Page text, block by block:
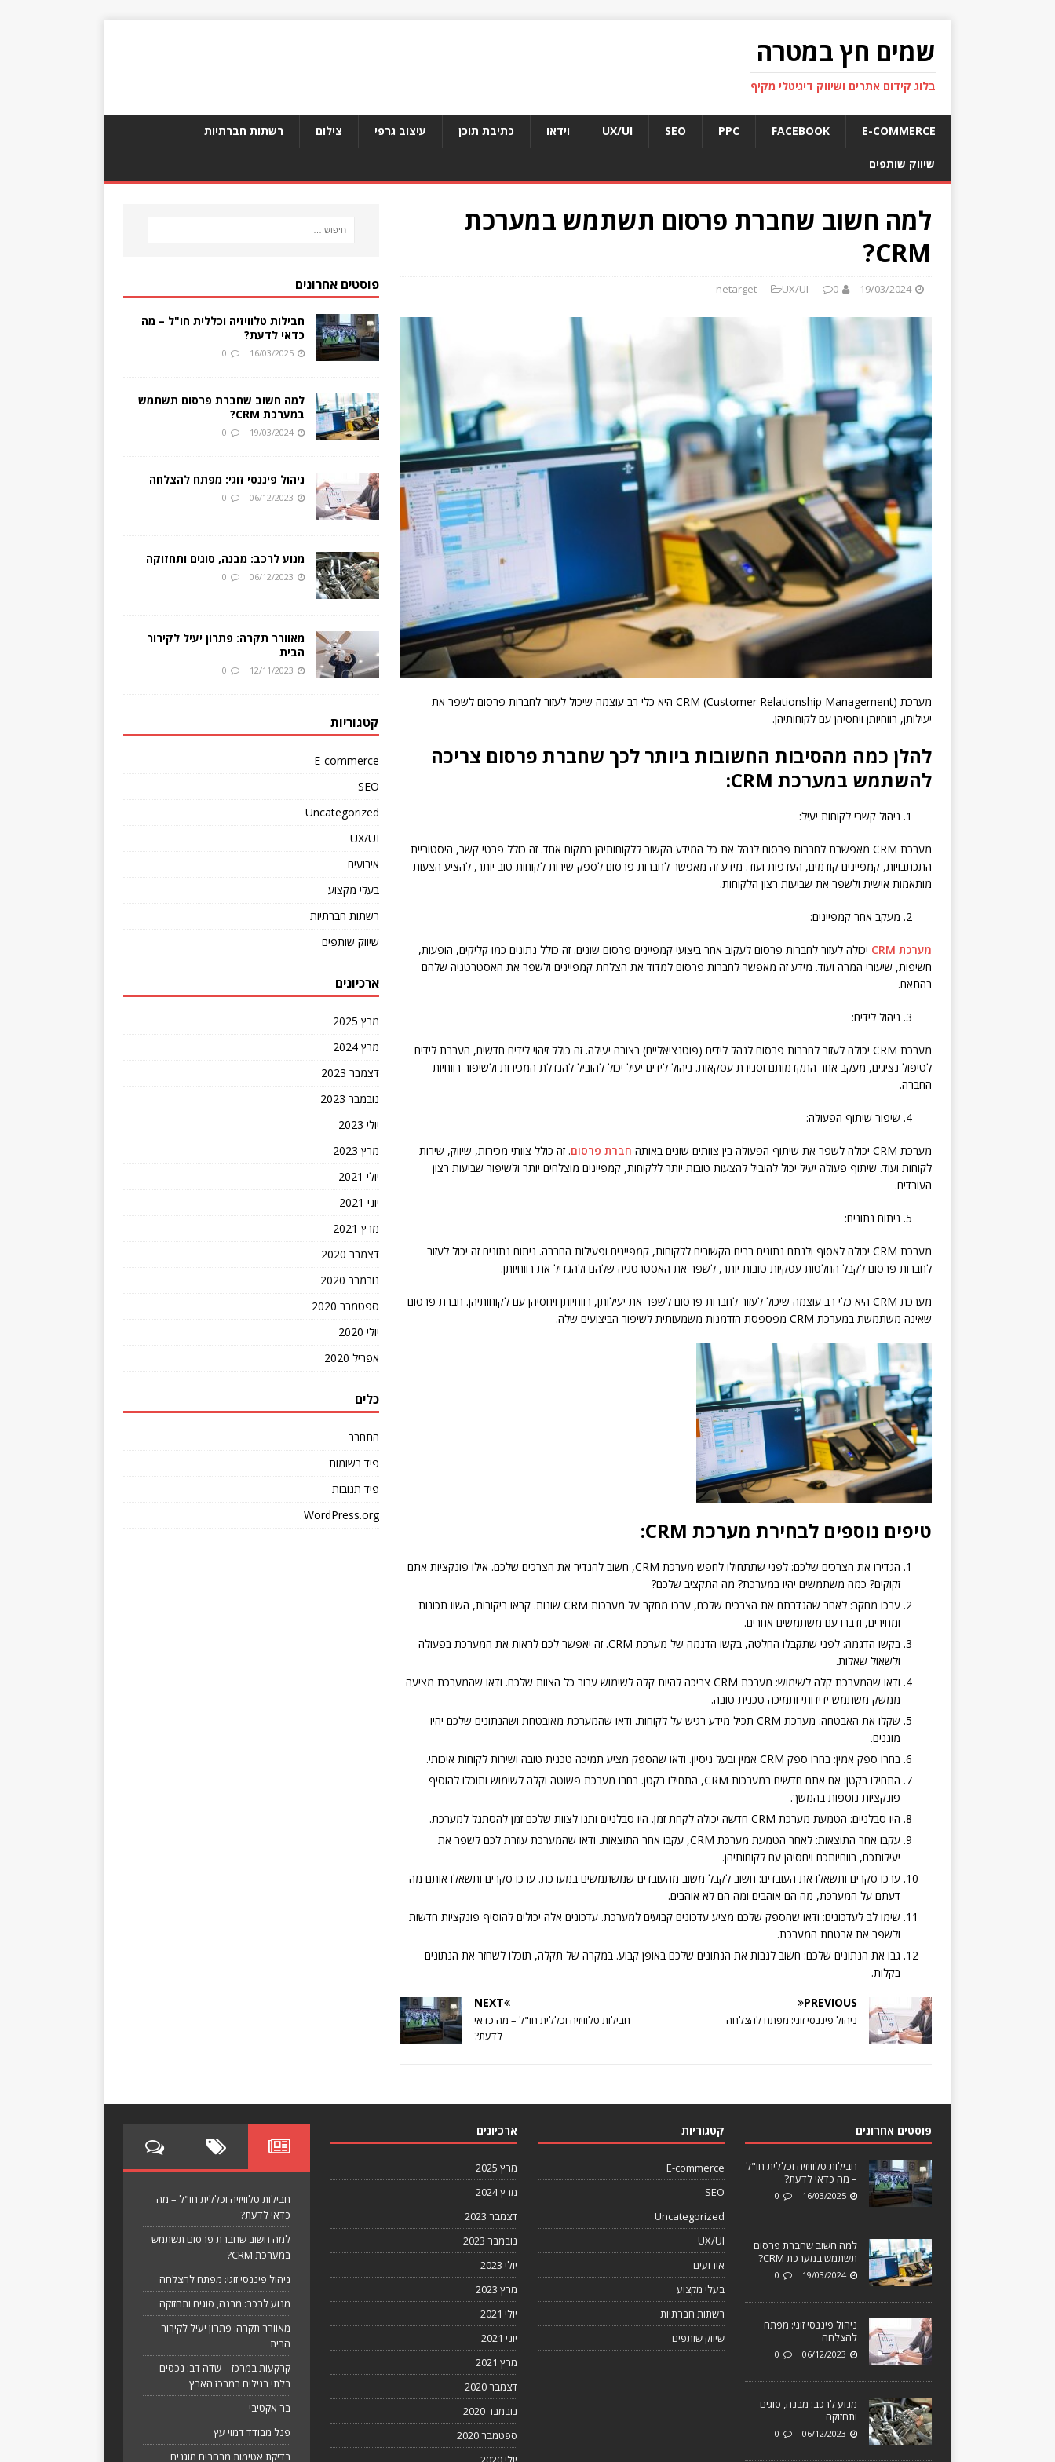
שמים חץ במטרה
בלוג קידום אתרים ושיווק דיגיטלי מקיף
E-COMMERCE
FACEBOOK
PPC
SEO
UX/UI וידאו כתיבת תוכן עיצוב גרפי צילום רשתות חברתיות
שיווק שותפים
למה חשוב שחברת פרסום תשתמש במערכת
CRM?
19/03/2024
netarget UX/UI 0
מערכת CRM (Customer Relationship Management) היא כלי רב עוצמה שיכול לעזור לחברות פרסום לשפר את
יעילותן, רווחיותן ויחסיהן עם לקוחותיהן.
להלן כמה מהסיבות החשובות ביותר לכך שחברת פרסום צריכה
להשתמש במערכת CRM:
ניהול קשרי לקוחות יעיל:
מערכת CRM מאפשרת לחברות פרסום לנהל את כל המידע הקשור ללקוחותיהן במקום אחד. זה כולל פרטי קשר, היסטוריית
התכתבויות, קמפיינים קודמים, העדפות ועוד. מידע זה מאפשר לחברות פרסום לספק שירות לקוחות טוב יותר, להציע הצעות
מותאמות אישית ולשפר את שביעות רצון הלקוחות.
מעקב אחר קמפיינים:
מערכת CRM
יכולה לעזור לחברות פרסום לעקוב אחר ביצועי קמפיינים פרסום שונים. זה כולל נתונים כמו קליקים, הופעות,
חשיפות, שיעורי המרה ועוד. מידע זה מאפשר לחברות פרסום למדוד את הצלחת קמפיינים ולשפר את האסטרטגיה שלהם
בהתאם.
ניהול לידים:
מערכת CRM יכולה לעזור לחברות פרסום לנהל לידים (פוטנציאליים) בצורה יעילה. זה כולל זיהוי לידים חדשים, העברת לידים
לטיפול נציגים, מעקב אחר התקדמותם וסגירת עסקאות. ניהול לידים יעיל יכול להוביל להגדלת המכירות ולשיפור רווחיות
החברה.
שיפור שיתוף הפעולה:
מערכת CRM יכולה לשפר את שיתוף הפעולה בין צוותים שונים באותה חברת פרסום. זה כולל צוותי מכירות, שיווק, שירות
לקוחות ועוד. שיתוף פעולה יעיל יכול להוביל להצעות טובות יותר ללקוחות, קמפיינים מוצלחים יותר ולשיפור שביעות רצון
העובדים.
ניתוח נתונים:
מערכת CRM יכולה לאסוף ולנתח נתונים רבים הקשורים ללקוחות, קמפיינים ופעילות החברה. ניתוח נתונים זה יכול לעזור
לחברות פרסום לקבל החלטות עסקיות טובות יותר, לשפר את האסטרטגיה שלהם ולהגדיל את רווחיותן.
מערכת CRM היא כלי רב עוצמה שיכול לעזור לחברות פרסום לשפר את יעילותן, רווחיותן ויחסיהן עם לקוחותיהן. חברת פרסום
שאינה משתמשת במערכת CRM מפספסת הזדמנות משמעותית לשיפור הביצועים שלה.
טיפים נוספים לבחירת מערכת CRM:
הגדירו את הצרכים שלכם: לפני שתתחילו לחפש מערכת CRM, חשוב להגדיר את הצרכים שלכם. אילו פונקציות אתם
זקוקים? כמה משתמשים יהיו במערכת? מה התקציב שלכם?
ערכו מחקר: לאחר שהגדרתם את הצרכים שלכם, ערכו מחקר על מערכות CRM שונות. קראו ביקורות, השוו תכונות
ומחירים, ודברו עם משתמשים אחרים.
בקשו הדגמה: לפני שתקבלו החלטה, בקשו הדגמה של מערכת CRM. זה יאפשר לכם לראות את המערכת בפעולה
ולשאול שאלות.
ודאו שהמערכת קלה לשימוש: מערכת CRM צריכה להיות קלה לשימוש עבור כל הצוות שלכם. ודאו שהמערכת מציעה
ממשק משתמש ידידותי ותמיכה טכנית טובה.
שקלו את האבטחה: מערכת CRM תכיל מידע רגיש על לקוחות. ודאו שהמערכת מאובטחת ושהנתונים שלכם יהיו
מוגנים.
בחרו ספק אמין: בחרו ספק CRM אמין ובעל ניסיון. ודאו שהספק מציע תמיכה טכנית טובה ושירות לקוחות איכותי.
התחילו בקטן: אם אתם חדשים במערכות CRM, התחילו בקטן. בחרו מערכת פשוטה וקלה לשימוש ותוכלו להוסיף
פונקציות נוספות בהמשך.
היו סבלניים: הטמעת מערכת CRM חדשה יכולה לקחת זמן. היו סבלניים ותנו לצוות שלכם זמן להסתגל למערכת.
עקבו אחר התוצאות: לאחר הטמעת מערכת CRM, עקבו אחר התוצאות. ודאו שהמערכת עוזרת לכם לשפר את
יעילותכם, רווחיותכם ויחסיהן עם לקוחותיהן.
ערכו סקרים ותשאלו את העובדים: חשוב לקבל משוב מהעובדים שמשתמשים במערכת. ערכו סקרים ותשאלו אותם מה
דעתם על המערכת, מה הם אוהבים ומה הם לא אוהבים.
שימו לב לעדכונים: ודאו שהספק שלכם מציע עדכונים קבועים למערכת. עדכונים אלה יכולים להוסיף פונקציות חדשות
ולשפר את אבטחת המערכת.
גבו את הנתונים שלכם: חשוב לגבות את הנתונים שלכם באופן קבוע. במקרה של תקלה, תוכלו לשחזר את הנתונים
בקלות.
PREVIOUS
ניהול פיננסי זוגי: מפתח להצלחה
NEXT
חבילות טלוויזיה וכללית חו"ל – מה כדאי
לדעת?
פוסטים אחרונים
חבילות טלוויזיה וכללית חו"ל – מה
כדאי לדעת?
16/03/2025
0
למה חשוב שחברת פרסום תשתמש
במערכת CRM?
19/03/2024
0
ניהול פיננסי זוגי: מפתח להצלחה
06/12/2023
0
מנוע לרכב: מבנה, סוגים ותחזוקה
06/12/2023
0
מאוורר תקרה: פתרון יעיל לקירור
הבית
12/11/2023
0
קטגוריות
E-commerce
SEO
Uncategorized
UX/UI
אירועים
בעלי מקצוע
רשתות חברתיות
שיווק שותפים
ארכיונים
מרץ 2025
מרץ 2024
דצמבר 2023
נובמבר 2023
יולי 2023
מרץ 2023
יולי 2021
יוני 2021
מרץ 2021
דצמבר 2020
נובמבר 2020
ספטמבר 2020
יולי 2020
אפריל 2020
כלים
התחבר
פיד רשומות
פיד תגובות
WordPress.org
פוסטים אחרונים
חבילות טלוויזיה וכללית חו"ל
– מה כדאי לדעת?
16/03/2025
0
למה חשוב שחברת פרסום
תשתמש במערכת CRM?
19/03/2024
0
ניהול פיננסי זוגי: מפתח
להצלחה
06/12/2023
0
מנוע לרכב: מבנה, סוגים
ותחזוקה
06/12/2023
0
קטגוריות
E-commerce
SEO
Uncategorized
UX/UI
אירועים
בעלי מקצוע
רשתות חברתיות
שיווק שותפים
ארכיונים
מרץ 2025
מרץ 2024
דצמבר 2023
נובמבר 2023
יולי 2023
מרץ 2023
יולי 2021
יוני 2021
מרץ 2021
דצמבר 2020
נובמבר 2020
ספטמבר 2020
חבילות טלוויזיה וכללית חו"ל – מה
כדאי לדעת?
למה חשוב שחברת פרסום תשתמש
במערכת CRM?
ניהול פיננסי זוגי: מפתח להצלחה
מנוע לרכב: מבנה, סוגים ותחזוקה
מאוורר תקרה: פתרון יעיל לקירור
הבית
קרקעות במרכז – שדה דב: נכסים
בלתי רגילים במרכז הארץ
בר אקטיבי
פנל מבודד דמוי עץ
בדיקת אטימות מרחבים מוגנים